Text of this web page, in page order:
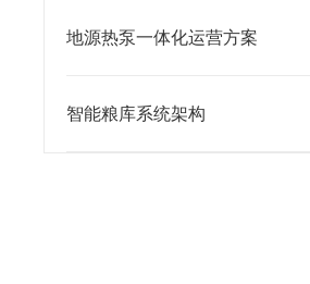
地源热泵一体化运营方案
智能粮库系统架构